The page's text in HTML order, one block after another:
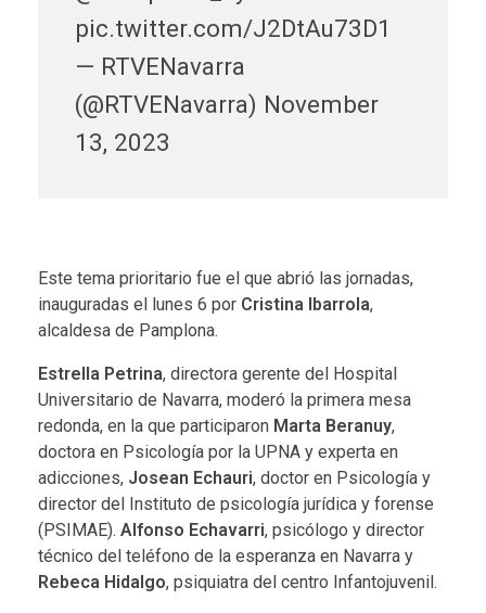
pic.twitter.com/J2DtAu73D1
— RTVENavarra
(@RTVENavarra) November
13, 2023
Este tema prioritario fue el que abrió las jornadas,
inauguradas el lunes 6 por Cristina Ibarrola,
alcaldesa de Pamplona.
Estrella Petrina, directora gerente del Hospital
Universitario de Navarra, moderó la primera mesa
redonda, en la que participaron Marta Beranuy,
doctora en Psicología por la UPNA y experta en
adicciones, Josean Echauri, doctor en Psicología y
director del Instituto de psicología jurídica y forense
(PSIMAE). Alfonso Echavarri, psicólogo y director
técnico del teléfono de la esperanza en Navarra y
Rebeca Hidalgo, psiquiatra del centro Infantojuvenil.